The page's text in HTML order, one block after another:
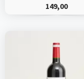
149,00